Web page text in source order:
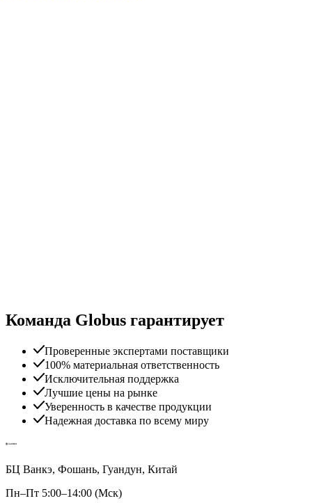
Команда Globus гарантирует
Проверенные экспертами поставщики
100% материальная ответственность
Исключительная поддержка
Лучшие цены на рынке
Уверенность в качестве продукции
Надежная доставка по всему миру
БЦ Ванкэ, Фошань, Гуандун, Китай
Пн–Пт 5:00–14:00 (Мск)